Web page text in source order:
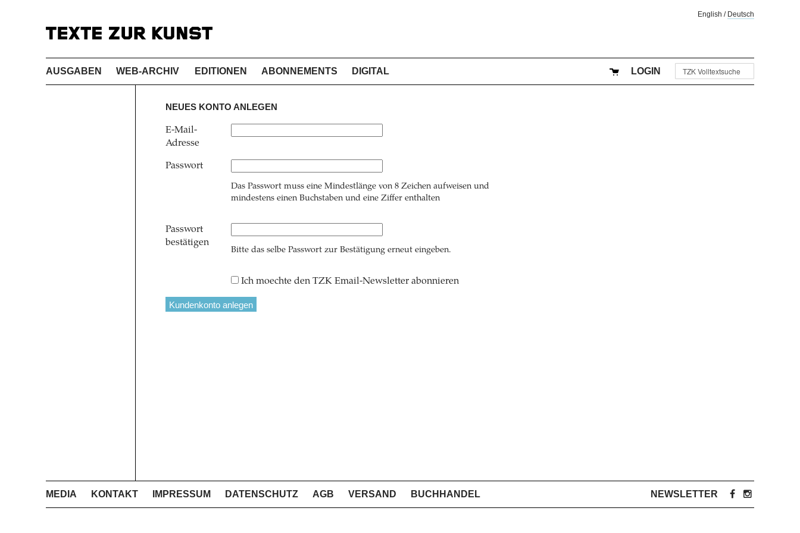
English / Deutsch
AUSGABEN WEB-ARCHIV EDITIONEN ABONNEMENTS DIGITAL LOGIN
NEUES KONTO ANLEGEN
E-Mail-
Adresse
Passwort
Das Passwort muss eine Mindestlänge von 8 Zeichen aufweisen und
mindestens einen Buchstaben und eine Ziffer enthalten
Passwort
bestätigen
Bitte das selbe Passwort zur Bestätigung erneut eingeben.
Ich moechte den TZK Email-Newsletter abonnieren
MEDIA KONTAKT IMPRESSUM DATENSCHUTZ AGB VERSAND BUCHHANDEL NEWSLETTER